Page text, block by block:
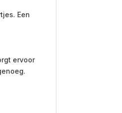
Een
ervoor